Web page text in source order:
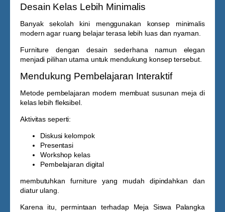
Desain Kelas Lebih Minimalis
Banyak sekolah kini menggunakan konsep minimalis
modern agar ruang belajar terasa lebih luas dan nyaman.
Furniture dengan desain sederhana namun elegan
menjadi pilihan utama untuk mendukung konsep tersebut.
Mendukung Pembelajaran Interaktif
Metode pembelajaran modern membuat susunan meja di
kelas lebih fleksibel.
Aktivitas seperti:
Diskusi kelompok
Presentasi
Workshop kelas
Pembelajaran digital
membutuhkan furniture yang mudah dipindahkan dan
diatur ulang.
Karena itu, permintaan terhadap Meja Siswa Palangka